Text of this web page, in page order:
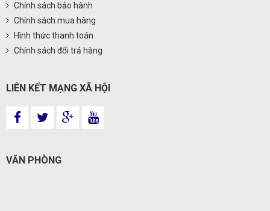
Chính sách bảo hành
Chính sách mua hàng
Hình thức thanh toán
Chính sách đổi trả hàng
LIÊN KẾT MẠNG XÃ HỘI
VĂN PHÒNG